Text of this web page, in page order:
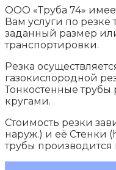
ООО «Труба 74»
Вам услуги по
заданный размер
транспортировки.
Резка
газокислородной
Тонкостенные
кругами.
Стоимость резки
наруж.) и её Стенки
трубы